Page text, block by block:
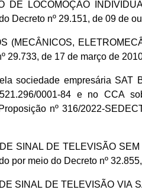
DE LOCOMOÇÃO
Decreto nº 29.151, de 09 de
(MECÂNICOS,
29.733, de 17 de março de
sociedade empresária
0001-84 e no CCA
nº 316/2022-
SINAL DE TELEVISÃO
por meio do Decreto nº
SINAL DE TELEVISÃO VIA